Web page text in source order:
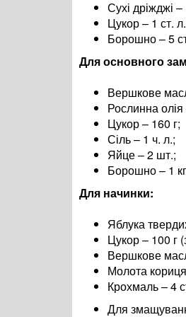
Сухі дріжджі –
Цукор – 1 ст.
Борошно – 5
Для основного
Вершкове
Рослинна олія
Цукор – 160 г;
Сіль – 1 ч. л.;
Яйце – 2 шт.;
Борошно – 1
Для начинки:
Яблука
Цукор – 100 г
Вершкове
Молота
Крохмаль – 4
Для